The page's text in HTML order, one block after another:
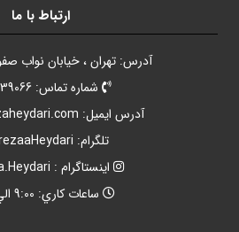
ارتباط با ما
آدرس: تهران ، خيابان نواب
شماره تماس: 09101639066
آدرس ايميل:
تلگرام: AlirezaaHeydari@
اينستاگرام : Alirezaa.Heydari
ساعات کاري: 9:00 الي 19:00